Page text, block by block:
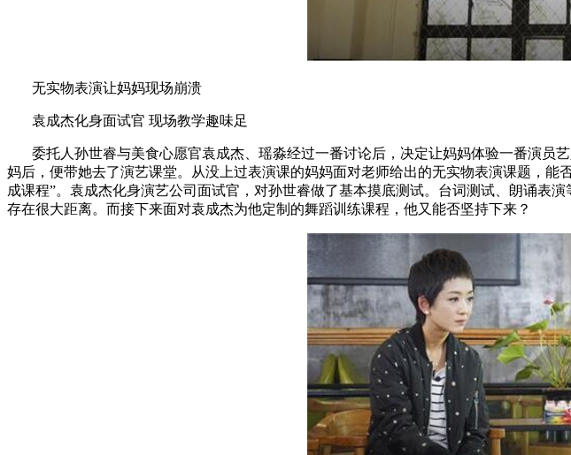
无实物表演让妈妈现场崩溃
袁成杰化身面试官 现场教学趣味足
委托人孙世睿与美食心愿官袁成杰、瑶淼经过一番讨论后，决定让妈妈体验一番演员
妈后，便带她去了演艺课堂。从没上过表演课的妈妈面对老师给出的无实物表演课题，
成课程”。袁成杰化身演艺公司面试官，对孙世睿做了基本摸底测试。台词测试、朗诵表
存在很大距离。而接下来面对袁成杰为他定制的舞蹈训练课程，他又能否坚持下来？